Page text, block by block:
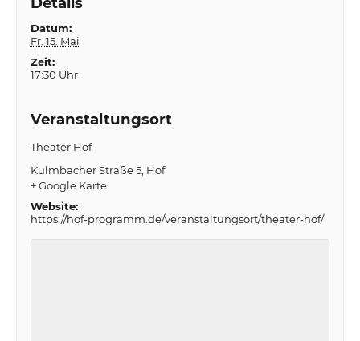
Datum:
Fr. 15. Mai
Zeit:
17:30 Uhr
Veranstaltungsort
Theater Hof
Kulmbacher Straße 5 Hof
+ Google Karte
Website:
https://hof-programm.de/veranstaltungsort/theater-hof/